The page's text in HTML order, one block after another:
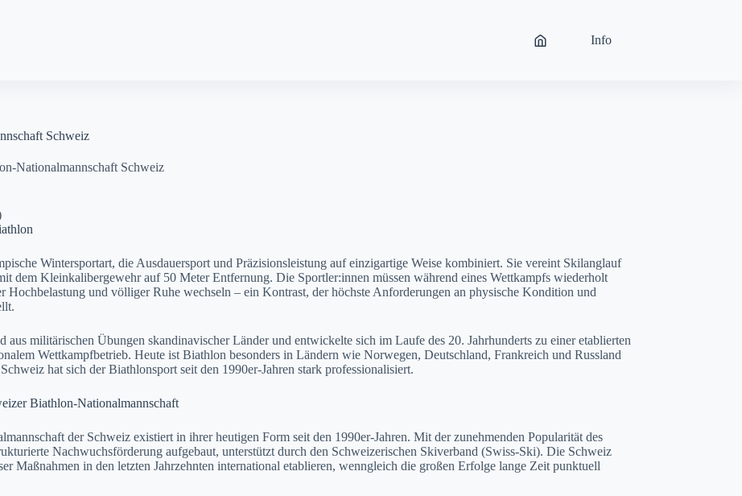
Info
Schweiz
Nationalmannschaft Schweiz
Wintersportart, die Ausdauersport und Präzisionsleistung auf einzigartige Weise kombiniert. Sie vereint Skilanglauf
dem Kleinkalibergewehr auf 50 Meter Entfernung. Die Sportler:innen müssen während eines Wettkampfs wiederholt
Hochbelastung und völliger Ruhe wechseln – ein Kontrast, der höchste Anforderungen an physische Kondition und
aus militärischen Übungen skandinavischer Länder und entwickelte sich im Laufe des 20. Jahrhunderts zu einer etablierten
Wettkampfbetrieb. Heute ist Biathlon besonders in Ländern wie Norwegen, Deutschland, Frankreich und Russland
hat sich der Biathlonsport seit den 1990er-Jahren stark professionalisiert.
Biathlon-Nationalmannschaft
der Schweiz existiert in ihrer heutigen Form seit den 1990er-Jahren. Mit der zunehmenden Popularität des
Nachwuchsförderung aufgebaut, unterstützt durch den Schweizerischen Skiverband (Swiss-Ski). Die Schweiz
Maßnahmen in den letzten Jahrzehnten international etablieren, wenngleich die großen Erfolge lange Zeit punktuell